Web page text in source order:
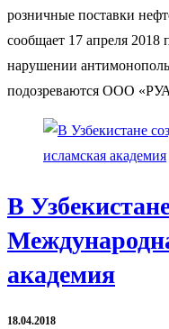
розничные поставки
сообщает 17 апреля 2018
нарушении
подозреваются ООО
В
академия
18.04.2018